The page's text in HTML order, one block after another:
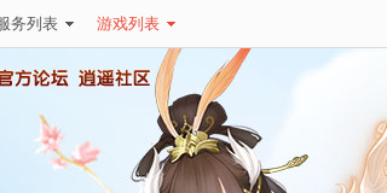
务列表 游戏列表